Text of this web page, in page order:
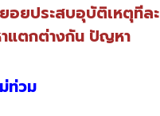
อยประสบอุบัติเหตุทีละ
แตกต่างกัน ปัญหา
ท่วม